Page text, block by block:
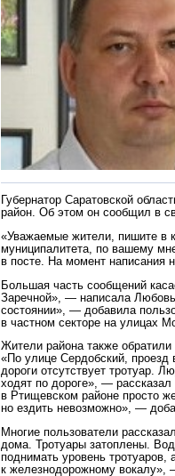
Губернатор Саратовской
район. Об этом он сообщил в
«Уважаемые жители, пишите в
муниципалитета, по вашему
в посте. На момент написания
Большая часть сообщений
Заречной», — написала
состоянии», — добавила
в частном секторе на улицах
Жители района также обратили
«По улице Сердобский, проезд
дороги отсутствует тротуар.
ходят по дороге», —
в Ртищевском районе просто
но ездить невозможно», —
Многие пользователи
дома. Тротуары затоплены.
поднимать уровень
к железнодорожному вокалу»,